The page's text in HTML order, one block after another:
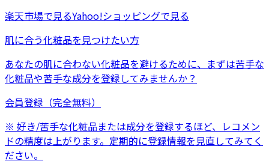
楽天市場で見るYahoo!ショッピングで見る
肌に合う化粧品を見つけたい方
あなたの肌に合わない化粧品を避けるために、まずは苦手な
化粧品や苦手な成分を登録してみませんか？
会員登録（完全無料）
※ 好き/苦手な化粧品または成分を登録するほど、レコメン
ドの精度は上がります。定期的に登録情報を見直してみてく
ださい。